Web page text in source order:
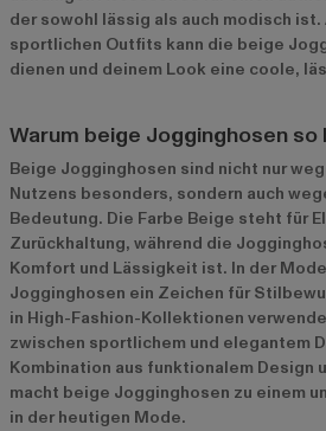
der sowohl lässig als auch modisch ist.
sportlichen Outfits kann die beige
dienen und deinem Look eine coole,
Warum beige Jogginghosen
Beige Jogginghosen sind nicht nur
Nutzens besonders, sondern auch
Bedeutung. Die Farbe Beige steht für
Zurückhaltung, während die
Komfort und Lässigkeit ist. In der
Jogginghosen ein Zeichen für
in High-Fashion-Kollektionen
zwischen sportlichem und elegantem
Kombination aus funktionalem Design
macht beige Jogginghosen zu einem
in der heutigen Mode.